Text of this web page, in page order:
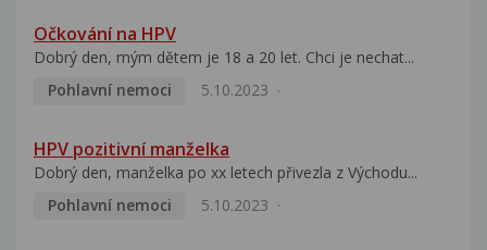
Očkování na HPV
Dobrý den, mým dětem je 18 a 20 let. Chci je nechat...
Pohlavní nemoci
5.10.2023
HPV pozitivní manželka
Dobrý den, manželka po xx letech přivezla z Východu...
Pohlavní nemoci
5.10.2023